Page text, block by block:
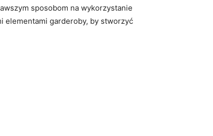
sposobom⁤ na wykorzystanie
elementami garderoby, by stworzyć